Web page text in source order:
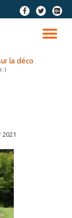
fa-
facebook
fa-
twitter
fa-
plus-
la déco
:)